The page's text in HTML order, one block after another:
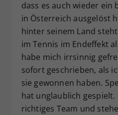
dass es auch wieder ein
in Österreich ausgelöst
hinter seinem Land
im Tennis im Endeffekt
habe mich irrsinnig
sofort geschrieben, als
sie gewonnen haben.
hat unglaublich gespielt.
richtiges Team und